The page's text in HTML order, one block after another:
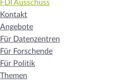
FDI Ausschuss
Kontakt
Angebote
Für Datenzentren
Für Forschende
Für Politik
Themen